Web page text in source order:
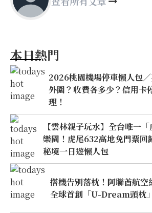
本日熱門
2026桃園機場停車懶人包
外圍？收費各多少？信用卡
理！
【雲林親子玩水】全台唯一
樂園！虎尾632高地免門票回
秘境一日遊懶人包
搭機告別落枕！阿聯酋航空
全球首創「U-Dream頭枕